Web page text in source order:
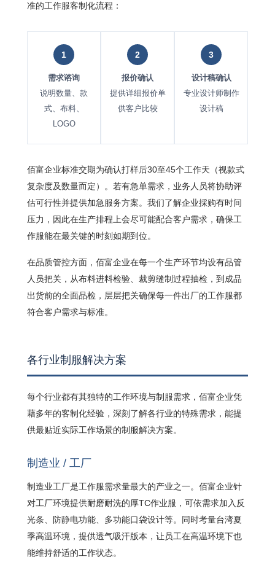
准的工作服客制化流程：
1
需求谘询
说明数量、款
式、布料、
LOGO
2
报价确认
提供详细报价单
供客户比较
3
设计稿确认
专业设计师制作
设计稿
佰富企业标准交期为确认打样后30至45个工作天（视款式
复杂度及数量而定）。若有急单需求，业务人员将协助评
估可行性并提供加急服务方案。我们了解企业採购有时间
压力，因此在生产排程上会尽可能配合客户需求，确保工
作服能在最关键的时刻如期到位。
在品质管控方面，佰富企业在每一个生产环节均设有品管
人员把关，从布料进料检验、裁剪缝制过程抽检，到成品
出货前的全面品检，层层把关确保每一件出厂的工作服都
符合客户需求与标准。
各行业制服解决方案
每个行业都有其独特的工作环境与制服需求，佰富企业凭
藉多年的客制化经验，深刻了解各行业的特殊需求，能提
供最贴近实际工作场景的制服解决方案。
制造业 / 工厂
制造业工厂是工作服需求量最大的产业之一。佰富企业针
对工厂环境提供耐磨耐洗的厚TC作业服，可依需求加入反
光条、防静电功能、多功能口袋设计等。同时考量台湾夏
季高温环境，提供透气吸汗版本，让员工在高温环境下也
能维持舒适的工作状态。